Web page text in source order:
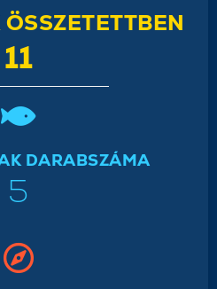
11
DARABSZÁMA
5